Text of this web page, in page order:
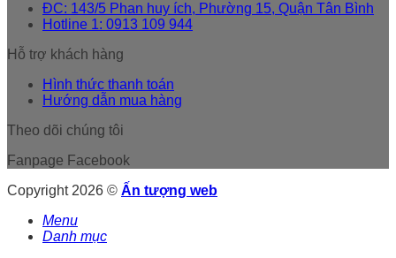
ĐC: 143/5 Phan huy ích, Phường 15, Quận Tân Bình
Hotline 1: 0913 109 944
Hỗ trợ khách hàng
Hình thức thanh toán
Hướng dẫn mua hàng
Theo dõi chúng tôi
Fanpage Facebook
Copyright 2026 © Ấn tượng web
Menu
Danh mục